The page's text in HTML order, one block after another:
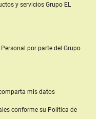
y serviciosGrupo EL
por parte del Grupo
mis datos
conforme su Política de